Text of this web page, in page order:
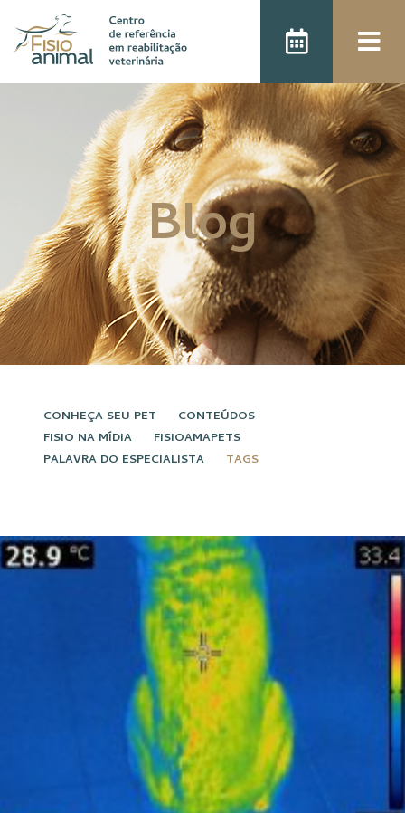
Blog
CONHEÇA SEU PET
CONTEÚDOS
FISIO NA MÍDIA
FISIOAMAPETS
PALAVRA DO ESPECIALISTA
TAGS